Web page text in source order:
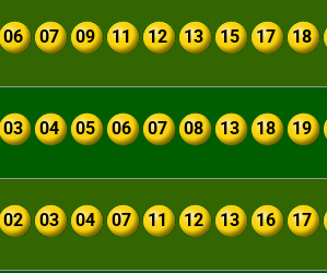
06 07 09 11 12 13 15 17 18
03 04 05 06 07 08 13 18 19
02 03 04 07 11 12 13 16 17